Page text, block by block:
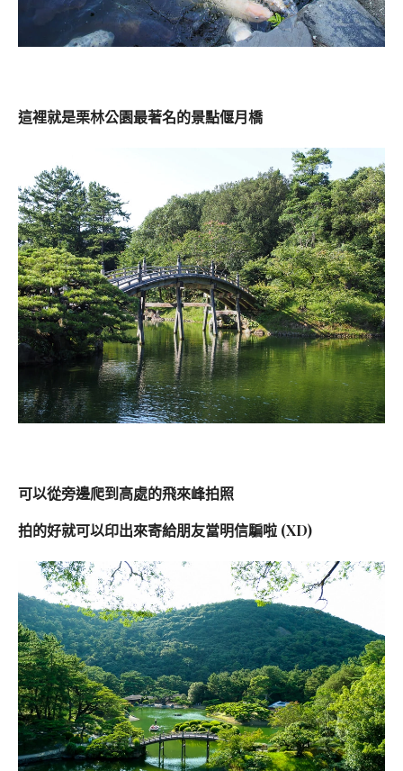
這裡就是栗林公園最著名的景點偃月橋
可以從旁邊爬到高處的飛來峰拍照
拍的好就可以印出來寄給朋友當明信騙啦 (XD)